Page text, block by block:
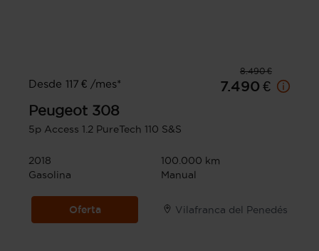
8.490 €
Desde 117 € /mes*
7.490 €
Peugeot 308
5p Access 1.2 PureTech 110 S&S
2018
100.000 km
Gasolina
Manual
Oferta Vilafranca del Penedés